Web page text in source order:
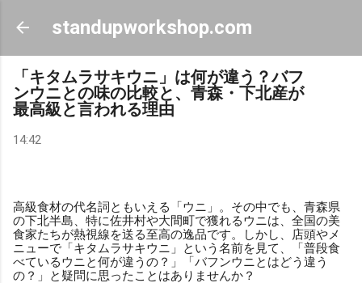
スキップしてメイン コンテンツに移動
standupworkshop.com
「キタムラサキウニ」は何が違う？バフ
ンウニとの味の比較と、青森・下北産が
最高級と言われる理由
14:42
高級食材の代名詞ともいえる「ウニ」。その中でも、青森県
の下北半島、特に佐井村や大間町で獲れるウニは、全国の美
食家たちが熱視線を送る至高の逸品です。しかし、店頭やメ
ニューで「キタムラサキウニ」という名前を見て、「普段食
べているウニと何が違うの？」「バフンウニとはどう違う
の？」と疑問に思ったことはありませんか？